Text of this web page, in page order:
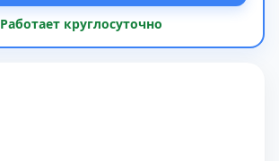
Работает круглосуточно